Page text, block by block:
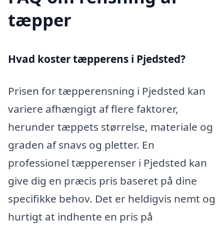
tæpper
Hvad koster tæpperens i Pjedsted?
Prisen for tæpperensning i Pjedsted kan
variere afhængigt af flere faktorer,
herunder tæppets størrelse, materiale og
graden af snavs og pletter. En
professionel tæpperenser i Pjedsted kan
give dig en præcis pris baseret på dine
specifikke behov. Det er heldigvis nemt og
hurtigt at indhente en pris på